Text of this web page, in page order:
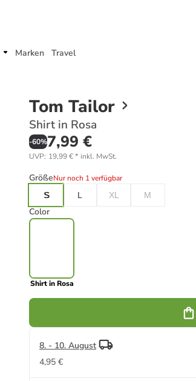
Marken Travel
Tom Tailor
Shirt in Rosa
-60%7,99 €
UVP: 19,99 €* inkl. MwSt.
GrößeNur noch 1 verfügbar
S
L XL M
Color
Shirt in Rosa
8. - 10. August
4,95 €